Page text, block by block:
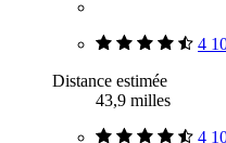
4
Distance estimée
43,9 milles
4